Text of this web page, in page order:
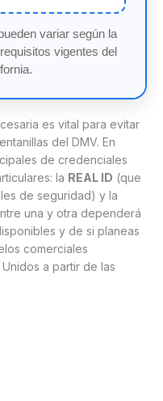
variar según la
vigentes del
es vital para evitar
del DMV. En
de credenciales
la REAL ID (que
de seguridad) y la
una y otra dependerá
y de si planeas
comerciales
a partir de las